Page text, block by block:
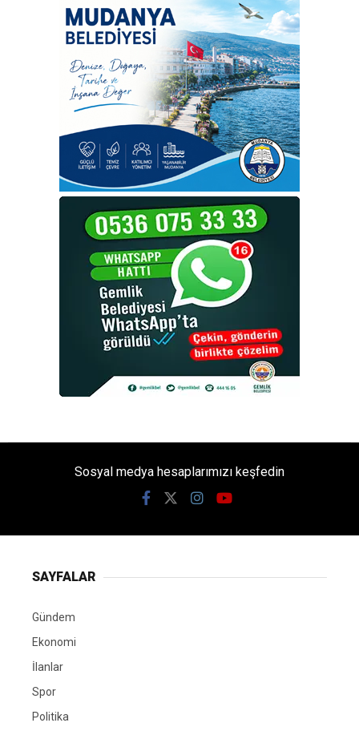
Sosyal medya hesaplarımızı keşfedin
SAYFALAR
Gündem
Ekonomi
İlanlar
Spor
Politika